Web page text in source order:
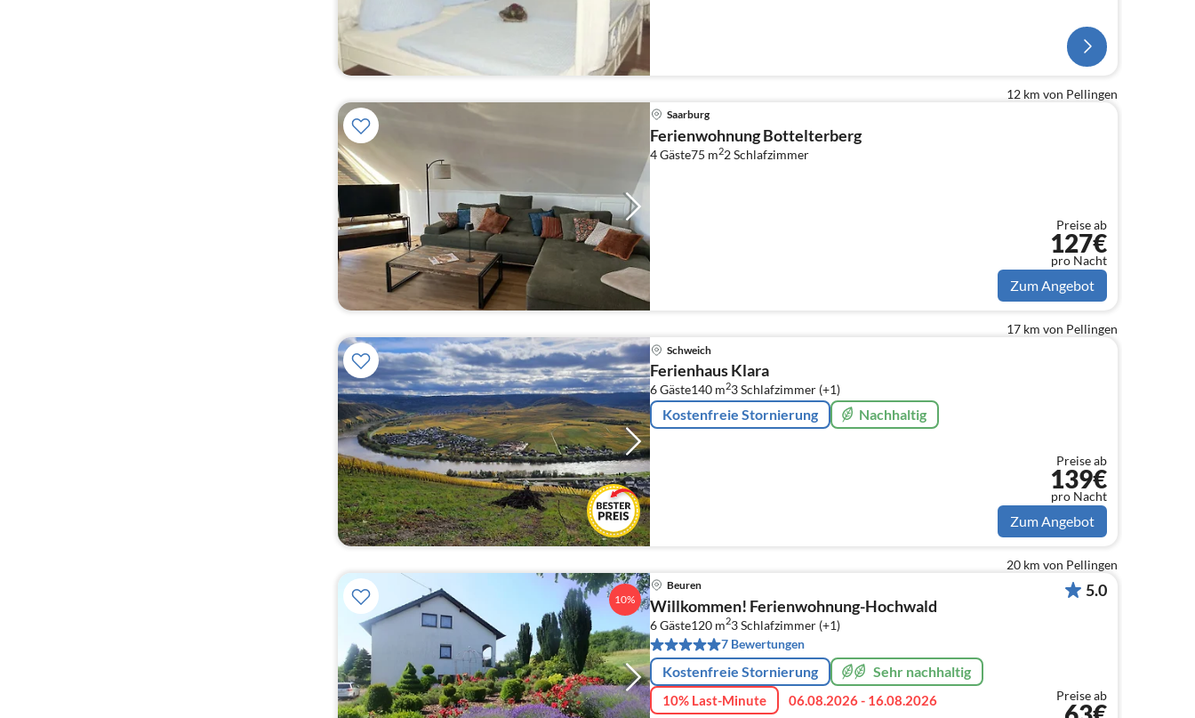
12 km von Pellingen
Saarburg
Ferienwohnung Bottelterberg
4 Gäste75 m22Schlafzimmer
Preise ab
127€
pro Nacht
Zum Angebot
17 km von Pellingen
Schweich
Ferienhaus Klara
6 Gäste140 m23Schlafzimmer (+1)
Kostenfreie Stornierung Nachhaltig
Preise ab
139€
pro Nacht
Zum Angebot
10%
20 km von Pellingen
Beuren
Willkommen! Ferienwohnung-Hochwald
6 Gäste120 m23Schlafzimmer (+1)
7 Bewertungen
Kostenfreie Stornierung Sehr nachhaltig
10% Last-Minute 06.08.2026 - 16.08.2026
5.0
Preise ab